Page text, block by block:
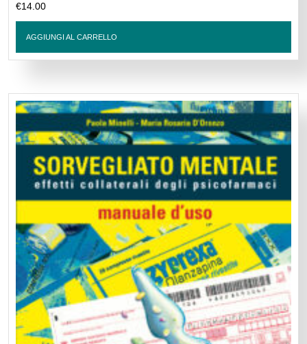
€14.00
AGGIUNGI AL CARRELLO